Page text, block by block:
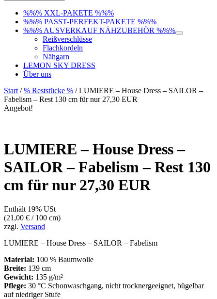
%%% XXL-PAKETE %%%
%%% PASST-PERFEKT-PAKETE %%%
%%% AUSVERKAUF NÄHZUBEHÖR %%%
Reißverschlüsse
Flachkordeln
Nähgarn
LEMON SKY DRESS
Über uns
Start /% Reststücke % / LUMIERE – House Dress – SAILOR –
Fabelism – Rest 130 cm für nur 27,30 EUR
Angebot!
LUMIERE – House Dress –
SAILOR – Fabelism – Rest 130
cm für nur 27,30 EUR
Enthält 19% USt
(21,00 € / 100 cm)
zzgl. Versand
LUMIERE – House Dress – SAILOR – Fabelism
Material: 100 % Baumwolle
Breite: 139 cm
Gewicht: 135 g/m²
Pflege: 30 °C Schonwaschgang, nicht trocknergeeignet, bügelbar
auf niedriger Stufe